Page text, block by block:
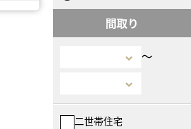
間取り
〜
二世帯住宅